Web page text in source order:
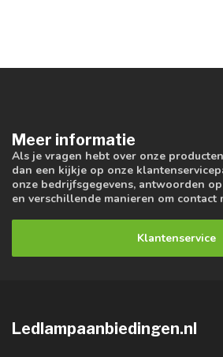
Meer informatie
Als je vragen hebt over onze
dan een kijkje op onze
onze bedrijfsgegevens, antwoorden
en verschillende manieren om contact
Klantenservice
Ledlampaanbiedingen.nl